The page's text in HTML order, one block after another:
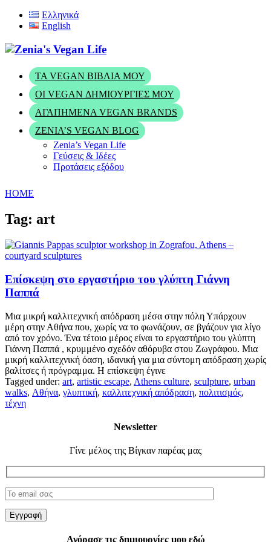
Ελληνικά
English
ΤΑ VEGAN ΒΙΒΛΊΑ ΜΟΥ
ΟΙ VEGAN ΔΗΜΙΟΥΡΓΊΕΣ ΜΟΥ
ΑΓΑΠΗΜΈΝΑ VEGAN BRANDS
ZENIA’S VEGAN BLOG
Zenia’s Vegan Life
Γεύσεις & Ιδέες
Προτάσεις εξόδου
HOME
Tag: art
Επίσκεψη στο εργαστήριο του γλύπτη Γιάννη
Παππά
Μια μικρή καλλιτεχνική απόδραση μέσα στην πόλη Υπάρχουν
μέρη στην Αθήνα που, χωρίς να το φωνάζουν, σε βγάζουν για λίγο
από τον χρόνο. Ένα τέτοιο μέρος είναι το εργαστήριο του γλύπτη
Γιάννη Παππά , κρυμμένο σχεδόν αθόρυβα στου Ζωγράφου. Μια
μικρή καλλιτεχνική όαση, ιδανική για μια σύντομη απόδραση χωρίς
βαλίτσες ή πρόγραμμα. Η επίσκεψη έγινε
Tagged under: art, artistic escape, Athens culture, sculpture, urban
walks, Αθήνα, γλυπτική, καλλιτεχνική απόδραση, πολιτισμός,
τέχνη
Newsletter
Γίνε μέλος της Βίγκαν παρέας μας
Αγόρασε τις δημιουργίες μου εδώ